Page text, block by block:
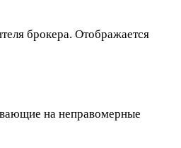
брокера. Отображается
на неправомерные